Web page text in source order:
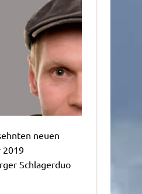
neuen
2019
Schlagerduo